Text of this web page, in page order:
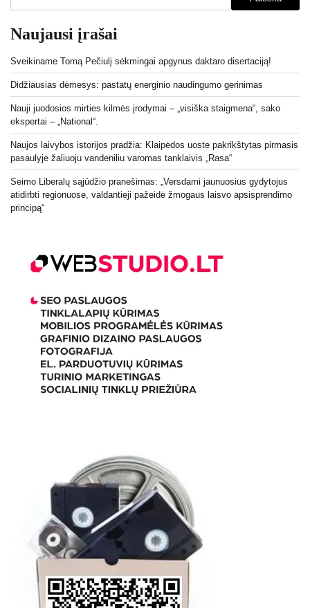
Naujausi įrašai
Sveikiname Tomą Pečiulį sėkmingai apgynus daktaro disertaciją!
Didžiausias dėmesys: pastatų energinio naudingumo gerinimas
Nauji juodosios mirties kilmės įrodymai – „visiška staigmena“, sako
ekspertai – „National“.
Naujos laivybos istorijos pradžia: Klaipėdos uoste pakrikštytas pirmasis
pasaulyje žaliuoju vandeniliu varomas tanklaivis „Rasa“
Seimo Liberalų sąjūdžio pranešimas: „Versdami jaunuosius gydytojus
atidirbti regionuose, valdantieji pažeidė žmogaus laisvo apsisprendimo
principą“